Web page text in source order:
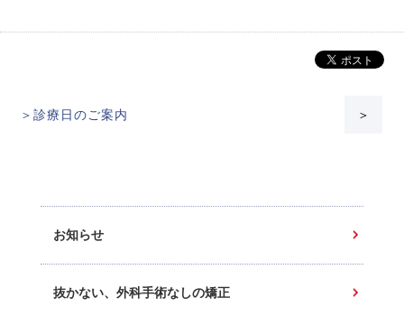
＞診療日のご案内 ＞
お知らせ
抜かない、外科手術なしの矯正